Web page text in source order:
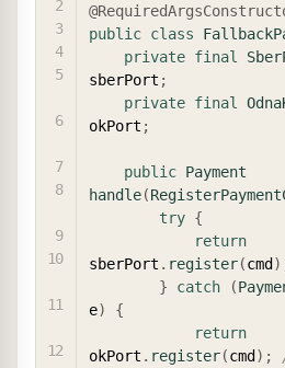
public class
private final
sberPort ;
private final
okPort ;
public Payment
handle(
try {
return
sberPort . register(cmd )
}
catch (
e)
{
return
okPort . register(cmd ) ;